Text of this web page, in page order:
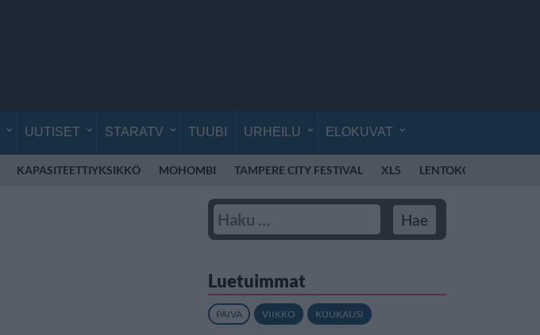
UUTISET STARATV TUUBI URHEILU ELOKUVAT
KAPASITEETTIYKSIKKÖ MOHOMBI TAMPERE CITY FESTIVAL XL5 LENTOKONE
Luetuimmat
PÄIVÄ VIIKKO KUUKAUSI